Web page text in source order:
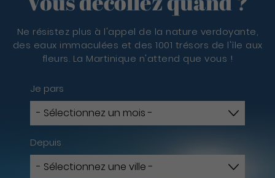
Ne résistez plus à l'appel de la nature verdoyante,
des eaux immaculées et des 1001 trésors de l'île aux
fleurs. La Martinique n'attend que vous !
Je pars
Depuis